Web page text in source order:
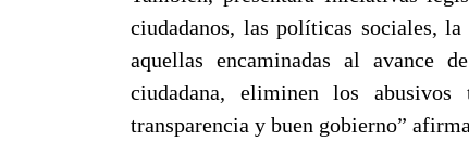
ciudadanos, las políticas sociales,
aquellas encaminadas al avance
ciudadana, eliminen los
transparencia y buen gobierno”